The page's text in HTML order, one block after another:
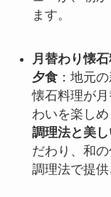
ます。
月替わり懐
夕食：地元
懐石料理が
わいを楽しめ
調理法と美
だわり、和
調理法で提供